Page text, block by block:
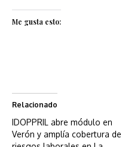
Me gusta esto:
Relacionado
IDOPPRIL abre módulo en
Verón y amplía cobertura de